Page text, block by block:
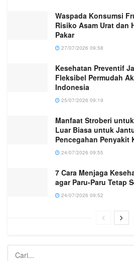
Waspada Konsumsi
Risiko Asam Urat dan
Pakar
27/07/2026 09:58
Kesehatan Preventif
Fleksibel Permudah
Indonesia
25/07/2026 09:19
Manfaat Stroberi
Luar Biasa untuk
Pencegahan Penyakit
24/07/2026 09:55
7 Cara Menjaga
agar Paru-Paru Tetap
24/07/2026 09:52